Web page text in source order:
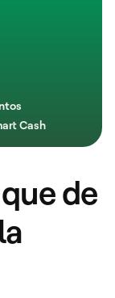
Cash
de